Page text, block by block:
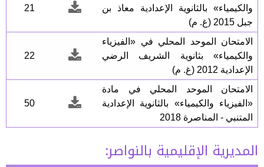
والكيمياء» بالثانوية الإعدادية معاذ بن
جبل 2015 (غ. م)
21
الامتحان الموحد المحلي في «الفيزياء
والكيمياء» بثانوية الشريف الرضي
الإعدادية 2012 (غ. م)
22
الامتحان الموحد المحلي في مادة
«الفيزياء والكيمياء» بالثانوية الإعدادية
المتنبي - المناصرة 2018
50
المديرية الإقليمية بالنواصر: